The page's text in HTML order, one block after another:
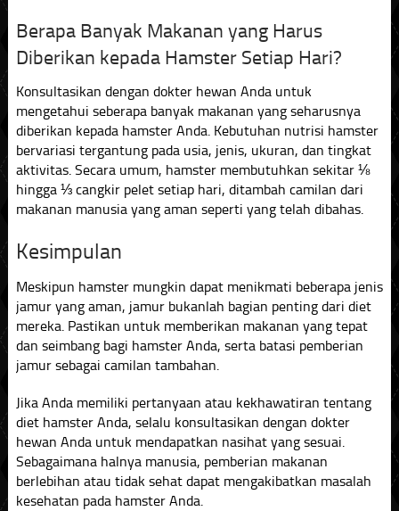
Berapa Banyak Makanan yang Harus
Diberikan kepada Hamster Setiap Hari?
Konsultasikan dengan dokter hewan Anda untuk
mengetahui seberapa banyak makanan yang seharusnya
diberikan kepada hamster Anda. Kebutuhan nutrisi hamster
bervariasi tergantung pada usia, jenis, ukuran, dan tingkat
aktivitas. Secara umum, hamster membutuhkan sekitar ⅛
hingga ⅓ cangkir pelet setiap hari, ditambah camilan dari
makanan manusia yang aman seperti yang telah dibahas.
Kesimpulan
Meskipun hamster mungkin dapat menikmati beberapa jenis
jamur yang aman, jamur bukanlah bagian penting dari diet
mereka. Pastikan untuk memberikan makanan yang tepat
dan seimbang bagi hamster Anda, serta batasi pemberian
jamur sebagai camilan tambahan.
Jika Anda memiliki pertanyaan atau kekhawatiran tentang
diet hamster Anda, selalu konsultasikan dengan dokter
hewan Anda untuk mendapatkan nasihat yang sesuai.
Sebagaimana halnya manusia, pemberian makanan
berlebihan atau tidak sehat dapat mengakibatkan masalah
kesehatan pada hamster Anda.